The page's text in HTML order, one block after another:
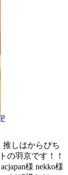
P
しはからぴち
の羽京です！！
様 nekko様